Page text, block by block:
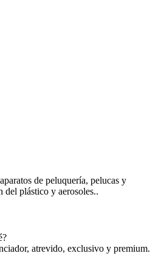
de peluquería, pelucas y
del plástico y aerosoles..
atrevido, exclusivo y premium.